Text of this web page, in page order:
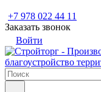
+7 978 022 44 11
Заказать звонок
Войти